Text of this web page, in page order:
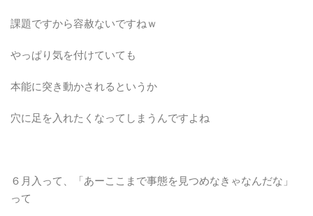
課題ですから容赦ないですねｗ
やっぱり気を付けていても
本能に突き動かされるというか
穴に足を入れたくなってしまうんですよね
６月入って、「あーここまで事態を見つめなきゃなんだな」
って